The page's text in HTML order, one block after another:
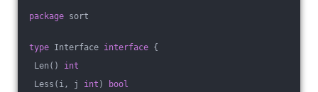
package sort
type Interface interface {
Len() int
Less(i, j int ) bool